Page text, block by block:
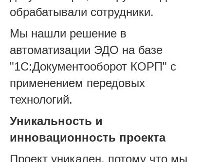
обрабатывали сотрудники.
Мы нашли решение в
автоматизации ЭДО на базе
"1С:Документооборот КОРП" с
применением передовых
технологий.
Уникальность и
инновационность проекта
Проект уникален, потому что мы